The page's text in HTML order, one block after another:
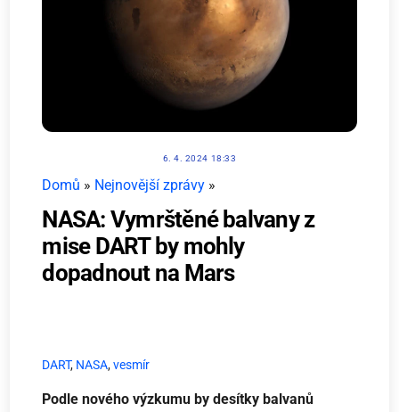
6. 4. 2024 18:33
Domů » Nejnovější zprávy »
NASA: Vymrštěné balvany z
mise DART by mohly
dopadnout na Mars
DART, NASA,vesmír
Podle nového výzkumu by desítky balvanů